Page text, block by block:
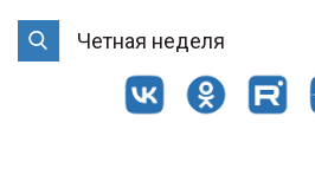
Четная неделя